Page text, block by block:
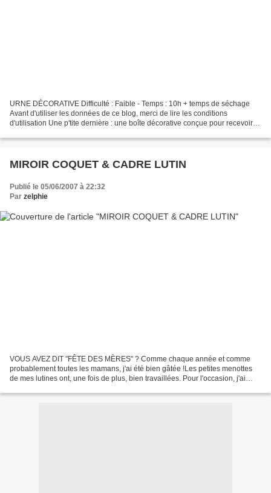
URNE DÉCORATIVE Difficulté : Faible - Temps : 10h + temps de séchage
Avant d'utiliser les données de ce blog, merci de lire les conditions
d'utilisation Une p'tite dernière : une boîte décorative conçue pour recevoir
MIROIR COQUET & CADRE LUTIN
Publié le 05/06/2007 à 22:32
Par zelphie
VOUS AVEZ DIT "FÊTE DES MÈRES" ? Comme chaque année et comme
probablement toutes les mamans, j'ai été bien gâtée !Les petites menottes
de mes lutines ont, une fois de plus, bien travaillées. Pour l'occasion, j'ai